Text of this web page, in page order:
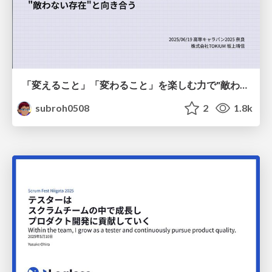
「変えること」「変わること」を楽しむ力で"敵わない存在"と向き合う
subroh0508
2 1.8k